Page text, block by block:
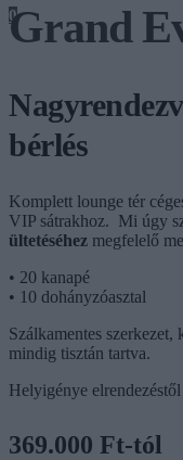
0
Grand
bérlés
Komplett lounge tér
VIP sátrakhoz. Mi úgy
ültetéséhez megfelelő
• 20 kanapé
• 10 dohányzóasztal
Szálkamentes
mindig tisztán tartva.
Helyigénye
369.000 Ft-tól